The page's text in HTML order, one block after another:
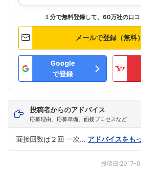
１分で無料登録して、60万社の口
メールで登録（無料）
Google
で登録
投稿者からのアドバイス
応募理由、応募準備、面接プロセスなど
面接回数は２回 一次… アドバイスをも
投稿日:2017-